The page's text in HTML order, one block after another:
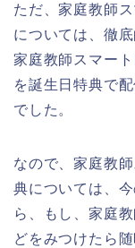
ただ、家庭教師
については、徹
家庭教師スマー
を誕生日特典で
でした。
なので、家庭教
典については、
ら、もし、家庭
どをみつけたら